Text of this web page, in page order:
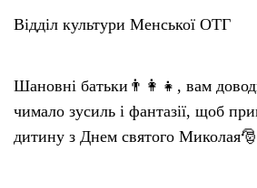
Відділ культури Менської ОТГ
Шановні батьки👨‍👩‍👧, вам
чимало зусиль і фантазії, щоб
дитину з Днем святого